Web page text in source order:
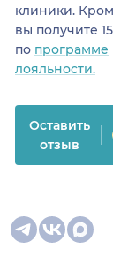
клиники.
вы получите
по программе
лояльности.
Оставить
отзыв